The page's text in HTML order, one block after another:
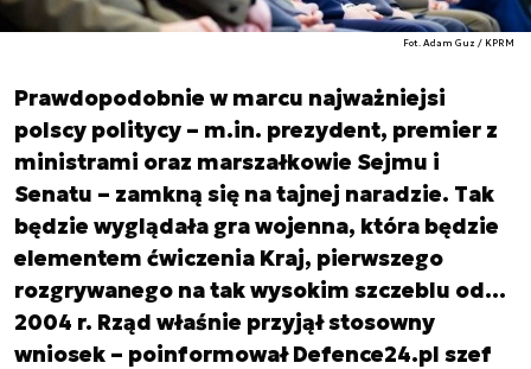
Fot. Adam Guz / KPRM
Prawdopodobnie w marcu najważniejsi
polscy politycy – m.in. prezydent, premier z
ministrami oraz marszałkowie Sejmu i
Senatu – zamkną się na tajnej naradzie. Tak
będzie wyglądała gra wojenna, która będzie
elementem ćwiczenia Kraj, pierwszego
rozgrywanego na tak wysokim szczeblu od…
2004 r. Rząd właśnie przyjął stosowny
wniosek – poinformował Defence24.pl szef